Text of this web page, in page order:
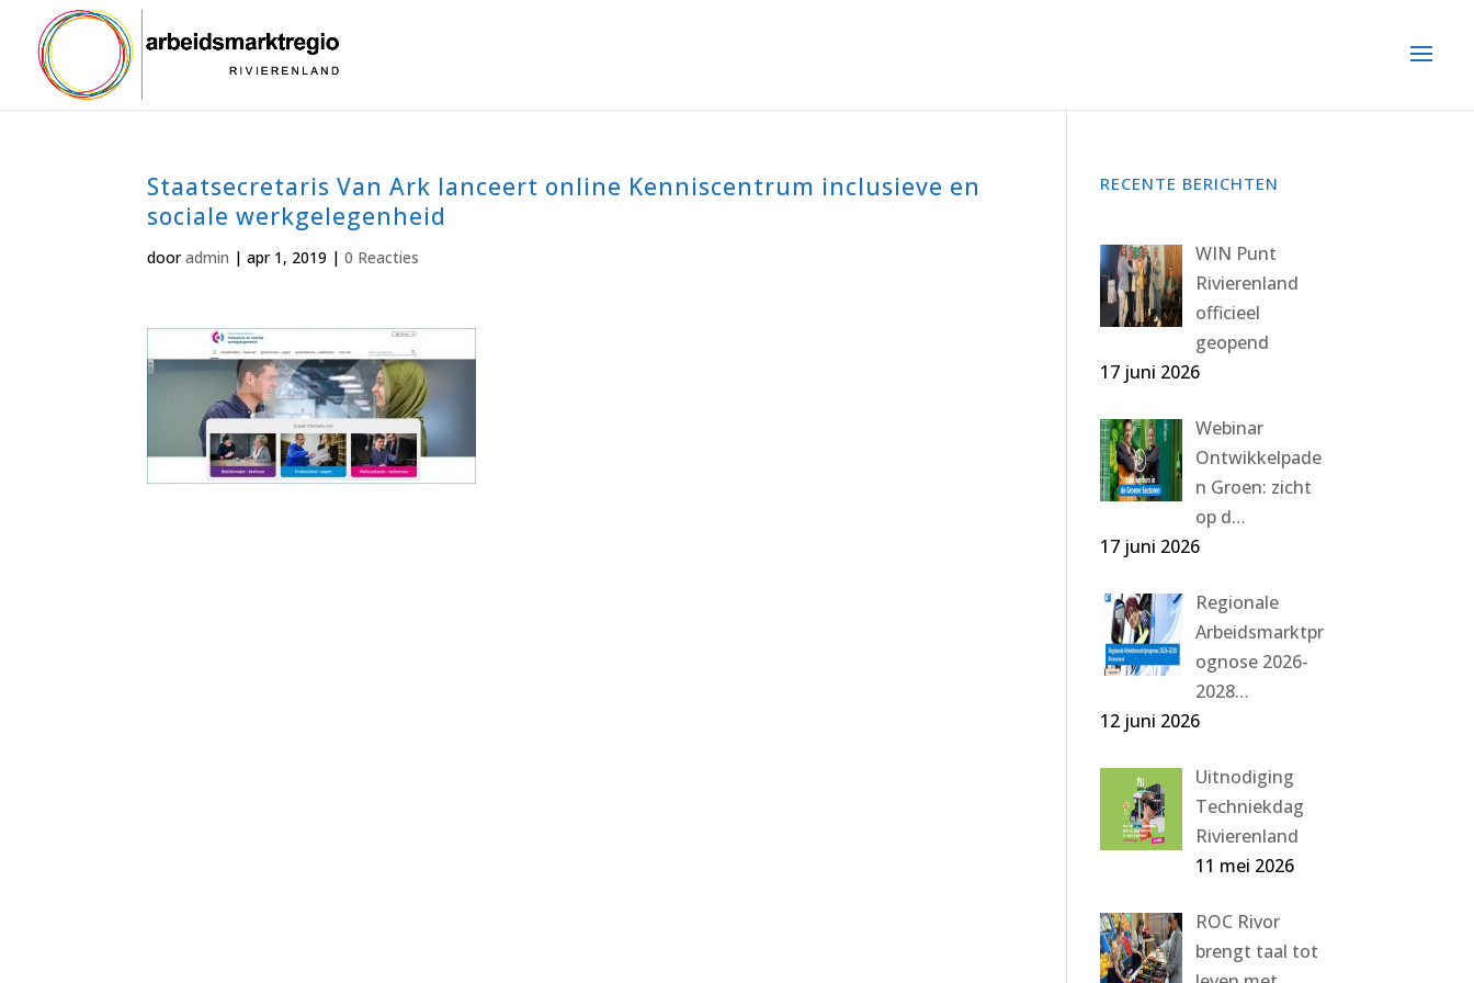
Staatsecretaris Van Ark lanceert online Kenniscentrum inclusieve en
sociale werkgelegenheid
dooradmin |apr 1, 2019 |0 Reacties
RECENTE BERICHTEN
WIN Punt
Rivierenland
officieel
geopend
17 juni 2026
Webinar
Ontwikkelpade
n Groen: zicht
op d…
17 juni 2026
Regionale
Arbeidsmarktpr
ognose 2026-
2028…
12 juni 2026
Uitnodiging
Techniekdag
Rivierenland
11 mei 2026
ROC Rivor
brengt taal tot